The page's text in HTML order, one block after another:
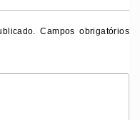
Campos obrigatórios